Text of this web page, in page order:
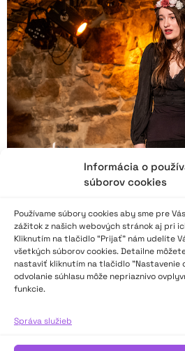
Informácia o
súborov cookies
Používame súbory cookies aby sme pre
zážitok z našich webových stránok aj pri
Kliknutím na tlačidlo “Prijať” nám udelíte
všetkých súborov cookies. Detailne
nastaviť kliknutím na tlačidlo "Nastavenie
odvolanie súhlasu môže nepriaznivo
funkcie.
Správa služieb
Medzinárodný festival
Meziříčí 2024
Najlepší slovenskí a českí recitátori zo
Kubín a Wolkrův Prostějov sa zišli